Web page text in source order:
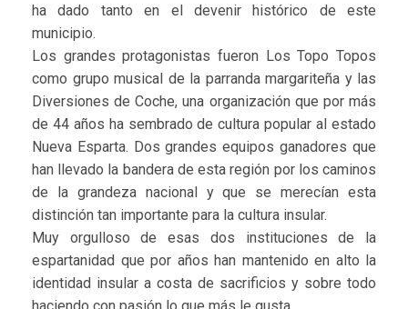
ha dado tanto en el devenir histórico de este
municipio.
Los grandes protagonistas fueron Los Topo Topos
como grupo musical de la parranda margariteña y las
Diversiones de Coche, una organización que por más
de 44 años ha sembrado de cultura popular al estado
Nueva Esparta. Dos grandes equipos ganadores que
han llevado la bandera de esta región por los caminos
de la grandeza nacional y que se merecían esta
distinción tan importante para la cultura insular.
Muy orgulloso de esas dos instituciones de la
espartanidad que por años han mantenido en alto la
identidad insular a costa de sacrificios y sobre todo